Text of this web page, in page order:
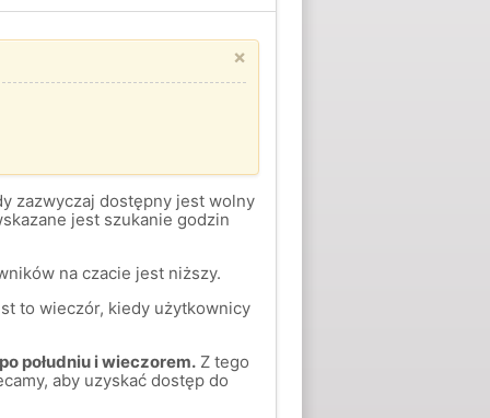
×
zazwyczaj dostępny jest wolny
jest szukanie godzin
na czacie jest niższy.
to wieczór, kiedy użytkownicy
południu i wieczorem.Z tego
aby uzyskać dostęp do